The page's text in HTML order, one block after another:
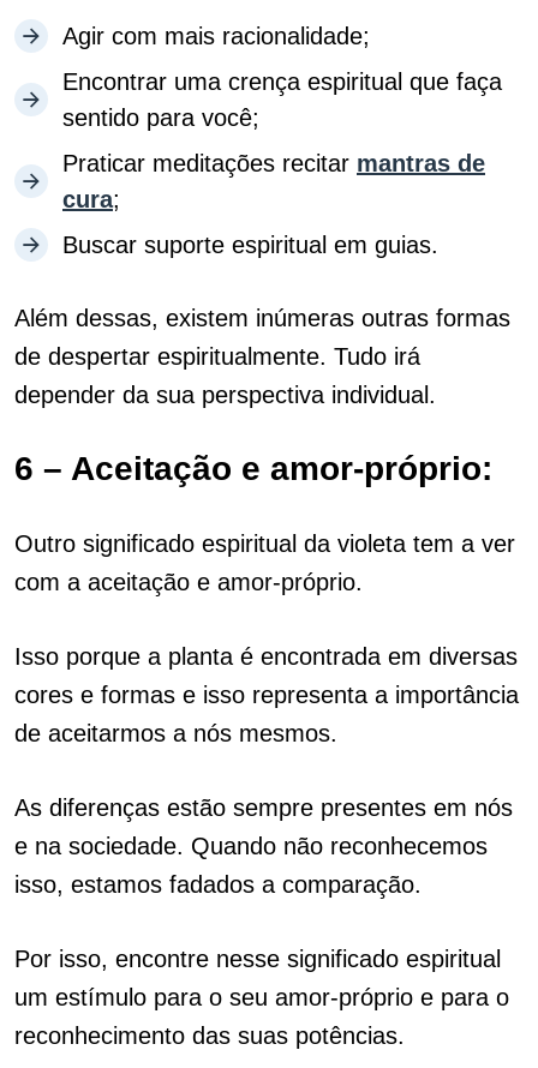
Agir com mais racionalidade;
Encontrar uma crença espiritual que faça
sentido para você;
Praticar meditações recitar mantras de
cura;
Buscar suporte espiritual em guias.
Além dessas, existem inúmeras outras formas
de despertar espiritualmente. Tudo irá
depender da sua perspectiva individual.
6 – Aceitação e amor-próprio:
Outro significado espiritual da violeta tem a ver
com a aceitação e amor-próprio.
Isso porque a planta é encontrada em diversas
cores e formas e isso representa a importância
de aceitarmos a nós mesmos.
As diferenças estão sempre presentes em nós
e na sociedade. Quando não reconhecemos
isso, estamos fadados a comparação.
Por isso, encontre nesse significado espiritual
um estímulo para o seu amor-próprio e para o
reconhecimento das suas potências.